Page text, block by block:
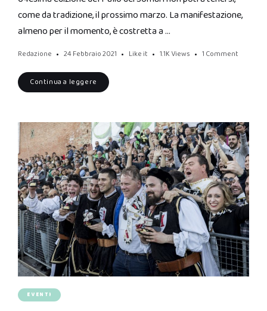
come da tradizione, il prossimo marzo. La manifestazione,
almeno per il momento, è costretta a …
Redazione 24 Febbraio 2021 Like it 1.1K Views 1 Comment
Continua a leggere
EVENTI